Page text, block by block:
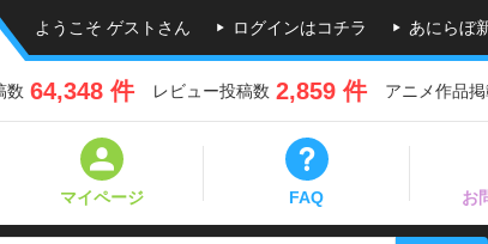
ようこそ ゲストさん ログインはコチラ あにらぼ
数 64,348 件 レビュー投稿数 2,859 件 アニメ作品
マイページ FAQ お